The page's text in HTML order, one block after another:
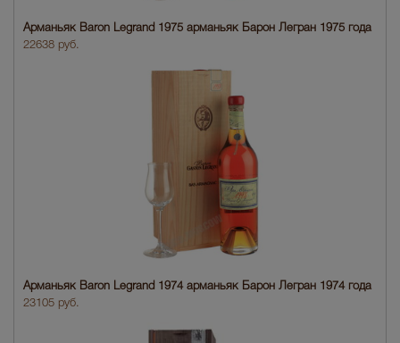
Арманьяк Baron Legrand 1975 арманьяк Барон Легран 1975 года
22638 руб.
Арманьяк Baron Legrand 1974 арманьяк Барон Легран 1974 года
23105 руб.